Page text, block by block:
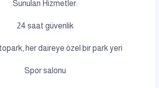
Sunulan Hizmetler:
24 saat güvenlik
her daireye özel bir park yeri
Spor salonu